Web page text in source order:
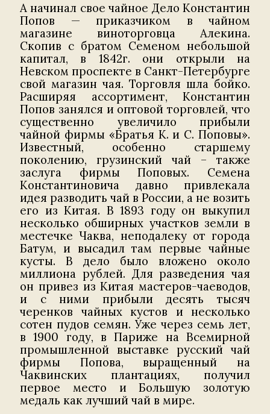
А начинал свое чайное Дело Константин
Попов — приказчиком в чайном
магазине виноторговца Алекина.
Скопив с братом Семеном небольшой
капитал, в 1842г. они открыли на
Невском проспекте в Санкт-Петербурге
свой магазин чая. Торговля шла бойко.
Расширяя ассортимент, Константин
Попов занялся и оптовой торговлей, что
существенно увеличило прибыли
чайной фирмы «Братья К. и С. Поповы».
Известный, особенно старшему
поколению, грузинский чай – также
заслуга фирмы Поповых. Семена
Константиновича давно привлекала
идея разводить чай в России, а не возить
его из Китая. В 1893 году он выкупил
несколько обширных участков земли в
местечке Чаква, неподалеку от города
Батум, и высадил там первые чайные
кусты. В дело было вложено около
миллиона рублей. Для разведения чая
он привез из Китая мастеров-чаеводов,
и с ними прибыли десять тысяч
черенков чайных кустов и несколько
сотен пудов семян. Уже через семь лет,
в 1900 году, в Париже на Всемирной
промышленной выставке русский чай
фирмы Попова, выращенный на
Чаквинских плантациях, получил
первое место и Большую золотую
медаль как лучший чай в мире.